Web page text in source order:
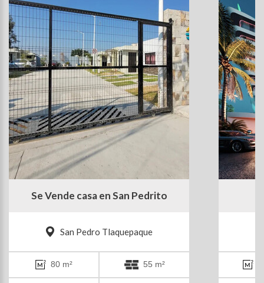
Se Vende casa en San Pedrito
San Pedro Tlaquepaque
80 m² 55 m²